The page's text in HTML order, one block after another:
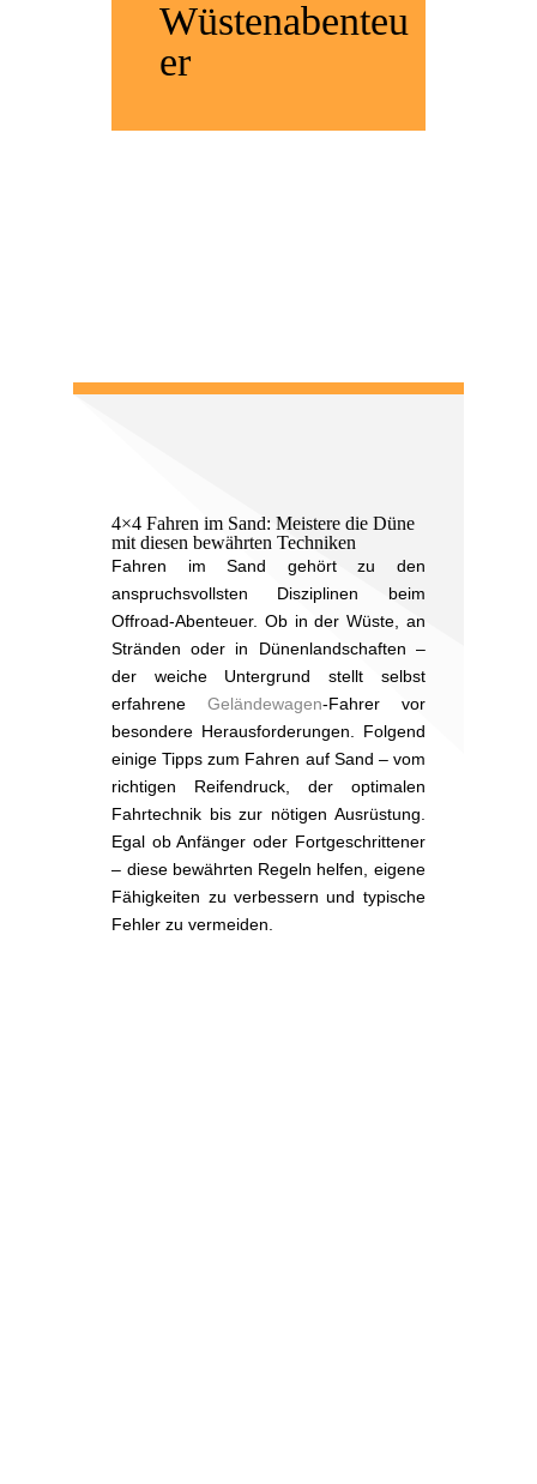
Wüstenabenteu
er
4×4 Fahren im Sand: Meistere die Düne
mit diesen bewährten Techniken
Fahren im Sand gehört zu den
anspruchsvollsten Disziplinen beim
Offroad-Abenteuer. Ob in der Wüste, an
Stränden oder in Dünenlandschaften –
der weiche Untergrund stellt selbst
erfahrene Geländewagen-Fahrer vor
besondere Herausforderungen. Folgend
einige Tipps zum Fahren auf Sand – vom
richtigen Reifendruck, der optimalen
Fahrtechnik bis zur nötigen Ausrüstung.
Egal ob Anfänger oder Fortgeschrittener
– diese bewährten Regeln helfen, eigene
Fähigkeiten zu verbessern und typische
Fehler zu vermeiden.